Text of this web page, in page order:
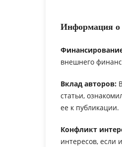
Информация о
внешнего
Вклад авторов:
статьи,
ее к публикации.
Конфликт
интересов, если